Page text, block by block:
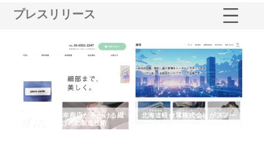
プレスリリース
有限会社松幸商店が手がける織
ネームと下げ札の製造技術
北海道軽金属株式会社がスノー